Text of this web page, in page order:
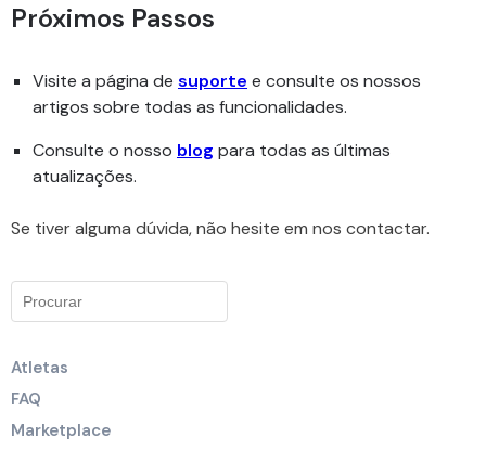
Próximos Passos
Visite a página de suporte e consulte os nossos
artigos sobre todas as funcionalidades.
Consulte o nosso blog para todas as últimas
atualizações.
Se tiver alguma dúvida, não hesite em nos contactar.
Atletas
FAQ
Marketplace